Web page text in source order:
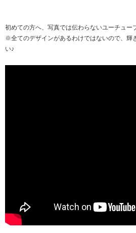
初めての方へ、写真では伝わらないユーチュー
※全てのデザインがあるわけではないので、輝
い♪